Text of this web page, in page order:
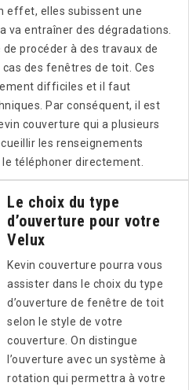
effet, elles subissent une
va entraîner des dégradations.
procéder à des travaux de
des fenêtres de toit. Ces
difficiles et il faut
Par conséquent, il est
couverture qui a plusieurs
les renseignements
téléphoner directement.
Le choix du type
d’ouverture pour votre
Velux
Kevin couverture pourra vous
assister dans le choix du type
d’ouverture de fenêtre de toit
selon le style de votre
couverture. On distingue
l’ouverture avec un système à
rotation qui permettra à votre